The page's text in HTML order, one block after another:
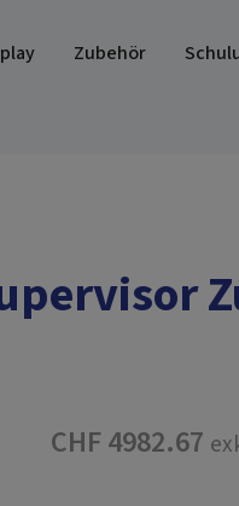
Zubehör
CHF 4982.67